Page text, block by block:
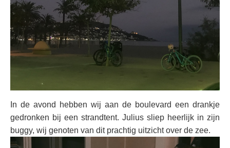
In de avond hebben wij aan de boulevard een drankje
gedronken bij een strandtent. Julius sliep heerlijk in zijn
buggy, wij genoten van dit prachtig uitzicht over de zee.